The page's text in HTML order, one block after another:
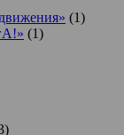
(1)
(1)